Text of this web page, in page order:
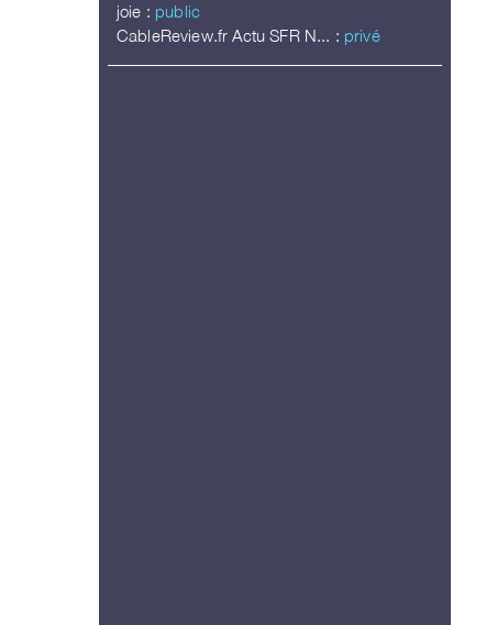
joie : public
CableReview.fr Actu SFR N... : privé